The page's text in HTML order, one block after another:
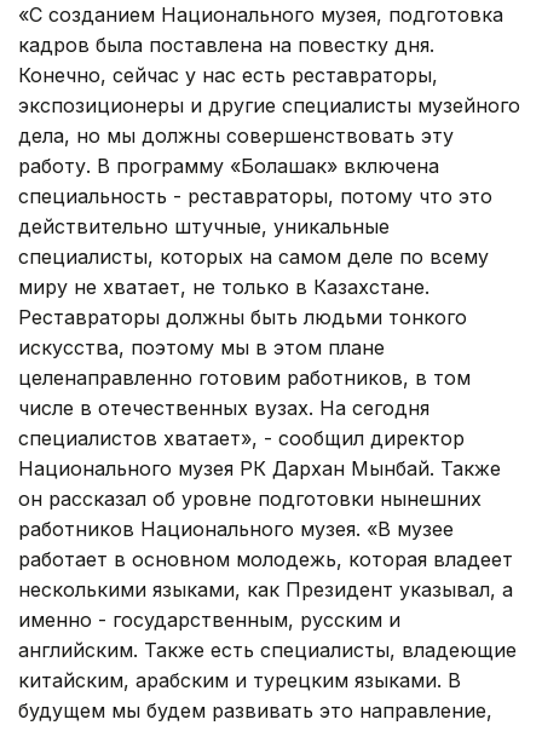
«С созданием Национального музея, подготовка
кадров была поставлена на повестку дня.
Конечно, сейчас у нас есть реставраторы,
экспозиционеры и другие специалисты музейного
дела, но мы должны совершенствовать эту
работу. В программу «Болашак» включена
специальность - реставраторы, потому что это
действительно штучные, уникальные
специалисты, которых на самом деле по всему
миру не хватает, не только в Казахстане.
Реставраторы должны быть людьми тонкого
искусства, поэтому мы в этом плане
целенаправленно готовим работников, в том
числе в отечественных вузах. На сегодня
специалистов хватает», - сообщил директор
Национального музея РК Дархан Мынбай. Также
он рассказал об уровне подготовки нынешних
работников Национального музея. «В музее
работает в основном молодежь, которая владеет
несколькими языками, как Президент указывал, а
именно - государственным, русским и
английским. Также есть специалисты, владеющие
китайским, арабским и турецким языками. В
будущем мы будем развивать это направление,